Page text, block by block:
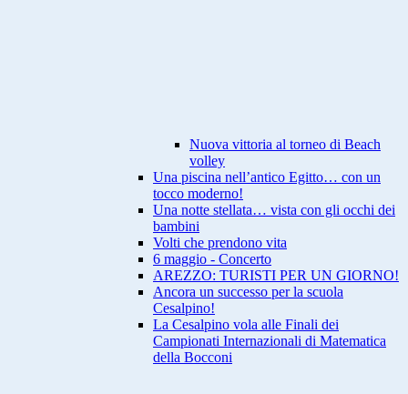
Nuova vittoria al torneo di Beach
volley
Una piscina nell’antico Egitto… con un
tocco moderno!
Una notte stellata… vista con gli occhi dei
bambini
Volti che prendono vita
6 maggio - Concerto
AREZZO: TURISTI PER UN GIORNO!
Ancora un successo per la scuola
Cesalpino!
La Cesalpino vola alle Finali dei
Campionati Internazionali di Matematica
della Bocconi